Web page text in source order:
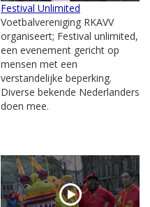
Festival Unlimited
Voetbalvereniging RKAVV
organiseert; Festival unlimited,
een evenement gericht op
mensen met een
verstandelijke beperking.
Diverse bekende Nederlanders
doen mee.